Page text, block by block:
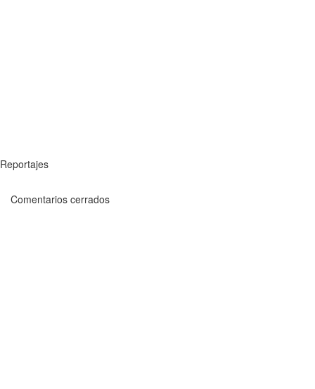
Reportajes
Comentarios cerrados